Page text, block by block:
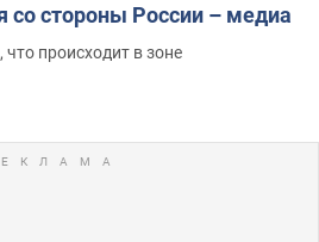
со стороны России – медиа
происходит в зоне